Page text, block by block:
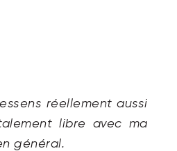
réellement aussi
libre avec ma
général.